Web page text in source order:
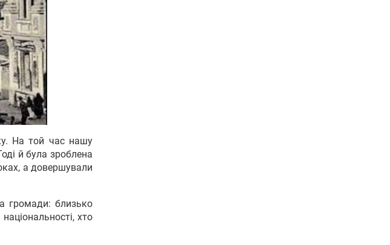
На той час нашу
й була зроблена
а довершували
громади: близько
хто